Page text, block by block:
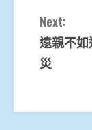
Next:
遠親不
災